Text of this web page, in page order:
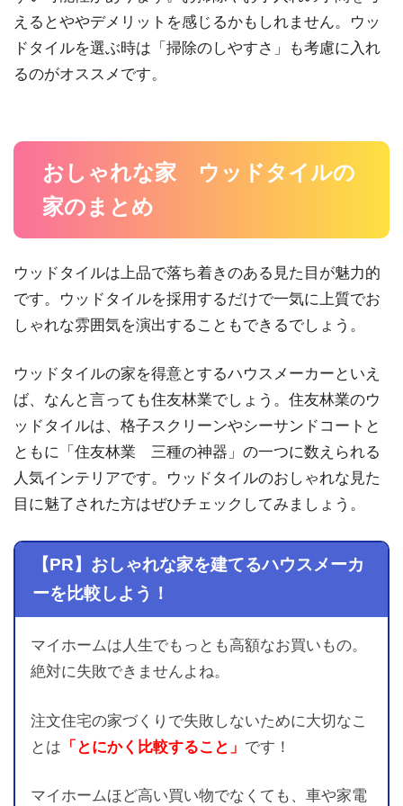
えるとややデメリットを感じるかもしれません。ウッ
ドタイルを選ぶ時は「掃除のしやすさ」も考慮に入れ
るのがオススメです。
おしゃれな家 ウッドタイルの
家のまとめ
ウッドタイルは上品で落ち着きのある見た目が魅力的
です。ウッドタイルを採用するだけで一気に上質でお
しゃれな雰囲気を演出することもできるでしょう。
ウッドタイルの家を得意とするハウスメーカーといえ
ば、なんと言っても住友林業でしょう。住友林業のウ
ッドタイルは、格子スクリーンやシーサンドコートと
ともに「住友林業 三種の神器」の一つに数えられる
人気インテリアです。ウッドタイルのおしゃれな見た
目に魅了された方はぜひチェックしてみましょう。
【PR】おしゃれな家を建てるハウスメーカ
ーを比較しよう！
マイホームは人生でもっとも高額なお買いもの。
絶対に失敗できませんよね。
注文住宅の家づくりで失敗しないために大切なこ
とは 「とにかく比較すること」 です！
マイホームほど高い買い物でなくても、車や家電